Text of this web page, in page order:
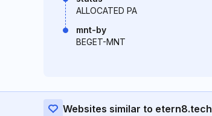
ALLOCATED PA
mnt-by
BEGET-MNT
Websites similar to etern8.tech